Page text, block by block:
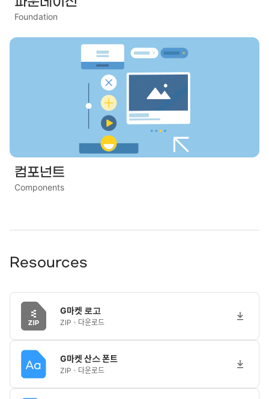
Foundation
컴포넌트
Components
Resources
G마켓 로고
ZIP 다운로드
G마켓 산스 폰트
ZIP 다운로드